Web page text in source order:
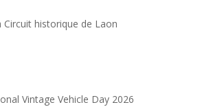
Circuit historique de Laon
Vintage Vehicle Day 2026